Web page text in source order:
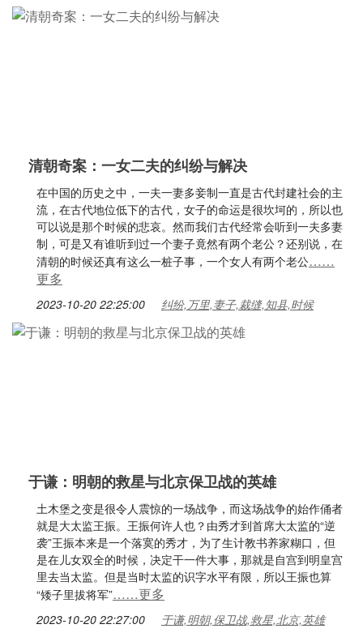
清朝奇案：一女二夫的纠纷与解决
在中国的历史之中，一夫一妻多妾制一直是古代封建社会的主
流，在古代地位低下的古代，女子的命运是很坎坷的，所以也
可以说是那个时候的悲哀。然而我们古代经常会听到一夫多妻
制，可是又有谁听到过一个妻子竟然有两个老公？还别说，在
清朝的时候还真有这么一桩子事，一个女人有两个老公……
更多
2023-10-20 22:25:00 纠纷,万里,妻子,裁缝,知县,时候
于谦：明朝的救星与北京保卫战的英雄
土木堡之变是很令人震惊的一场战争，而这场战争的始作俑者
就是大太监王振。王振何许人也？由秀才到首席大太监的“逆
袭”王振本来是一个落寞的秀才，为了生计教书养家糊口，但
是在儿女双全的时候，决定干一件大事，那就是自宫到明皇宫
里去当太监。但是当时太监的识字水平有限，所以王振也算
“矮子里拔将军”……更多
2023-10-20 22:27:00 于谦,明朝,保卫战,救星,北京,英雄